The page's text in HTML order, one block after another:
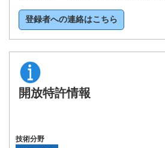
登録者への連絡はこちら
開放特許情報
技術分野